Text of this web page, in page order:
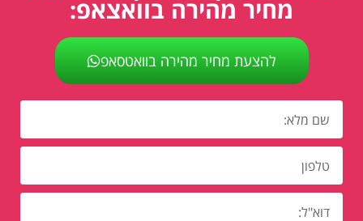
מחיר מהירה בוואצאפ:
להצעת מחיר מהירה בוואטסאפ